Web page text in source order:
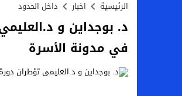
نيويورك -مقر
المغرب
غزة / فلسطين :
الرئيسية اخبار داخل الحدود
د. بوجداين و
في مدونة الأسرة